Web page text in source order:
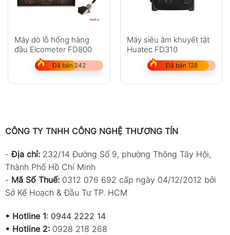
Máy dò lỗ hổng hàng
đầu Elcometer FD800
Đã bán 242
Máy siêu âm khuyết tật
Huatec FD310
Đã bán 128
CÔNG TY TNHH CÔNG NGHỆ THƯƠNG TÍN
-Địa chỉ: 232/14 Đường Số 9, phường Thông Tây Hội,
Thành Phố Hồ Chí Minh
- Mã Số Thuế: 0312 076 692 cấp ngày 04/12/2012 bởi
Sở Kế Hoạch & Đầu Tư TP. HCM
• Hotline 1: 0944 2222 14
• Hotline 2: 0928 218 268